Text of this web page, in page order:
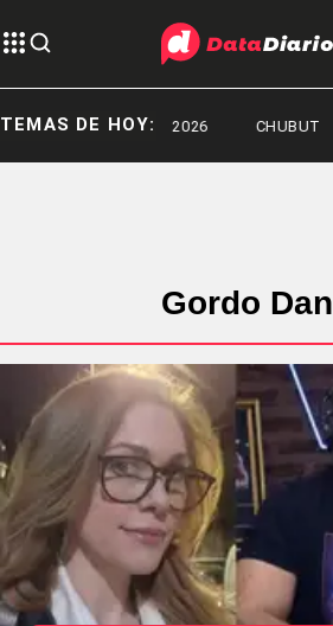
TEMAS DE HOY:
POPFEST 2026 CHUBUT
Gordo Dan